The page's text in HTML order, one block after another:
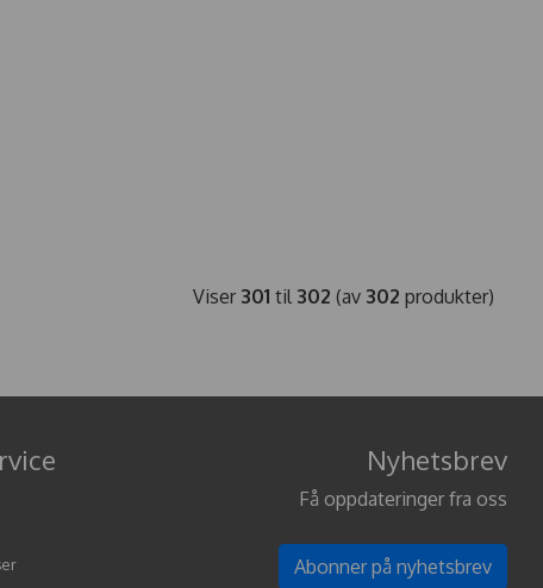
Viser 301 til 302 (av 302 produkter)
Nyhetsbrev
Få oppdateringer fra oss
Abonner på nyhetsbrev